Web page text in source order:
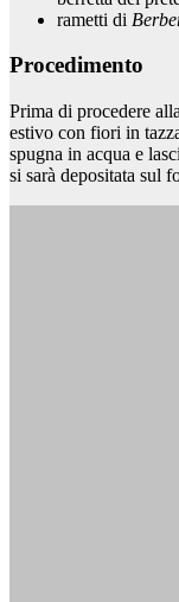
rametti di
Procedimento
Prima di procedere
estivo con fiori in
spugna in acqua e
si sarà depositata sul